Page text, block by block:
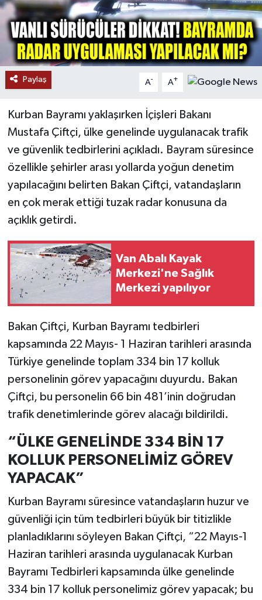
Paylaş A- A+
Kurban Bayramı yaklaşırken İçişleri Bakanı
Mustafa Çiftçi, ülke genelinde uygulanacak trafik
ve güvenlik tedbirlerini açıkladı. Bayram süresince
özellikle şehirler arası yollarda yoğun denetim
yapılacağını belirten Bakan Çiftçi, vatandaşların
en çok merak ettiği tuzak radar konusuna da
açıklık getirdi.
Van Abalı Kayak
Merkezi'ne Sağlık
Merkezi yapılıyor
Bakan Çiftçi, Kurban Bayramı tedbirleri
kapsamında 22 Mayıs- 1 Haziran tarihleri arasında
Türkiye genelinde toplam 334 bin 17 kolluk
personelinin görev yapacağını duyurdu. Bakan
Çiftçi, bu personelin 66 bin 481’inin doğrudan
trafik denetimlerinde görev alacağı bildirildi.
“ÜLKE GENELİNDE 334 BİN 17
KOLLUK PERSONELİMİZ GÖREV
YAPACAK”
Kurban Bayramı süresince vatandaşların huzur ve
güvenliği için tüm tedbirleri büyük bir titizlikle
planladıklarını söyleyen Bakan Çiftçi, “22 Mayıs-1
Haziran tarihleri arasında uygulanacak Kurban
Bayramı Tedbirleri kapsamında ülke genelinde
334 bin 17 kolluk personelimiz görev yapacak; bu